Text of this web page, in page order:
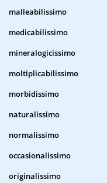
malleabilissimo
medicabilissimo
mineralogicissimo
moltiplicabilissimo
morbidissimo
naturalissimo
normalissimo
occasionalissimo
originalissimo